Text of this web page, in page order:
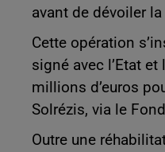
avant de dévoiler
Cette opération
signé avec l’Etat
millions d’euros
Solrézis, via le
Outre une